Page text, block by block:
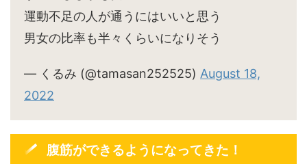
運動不足の人が通うにはいいと思う
男女の比率も半々くらいになりそう
— くるみ (@tamasan252525) August 18,
2022
腹筋ができるようになってきた！